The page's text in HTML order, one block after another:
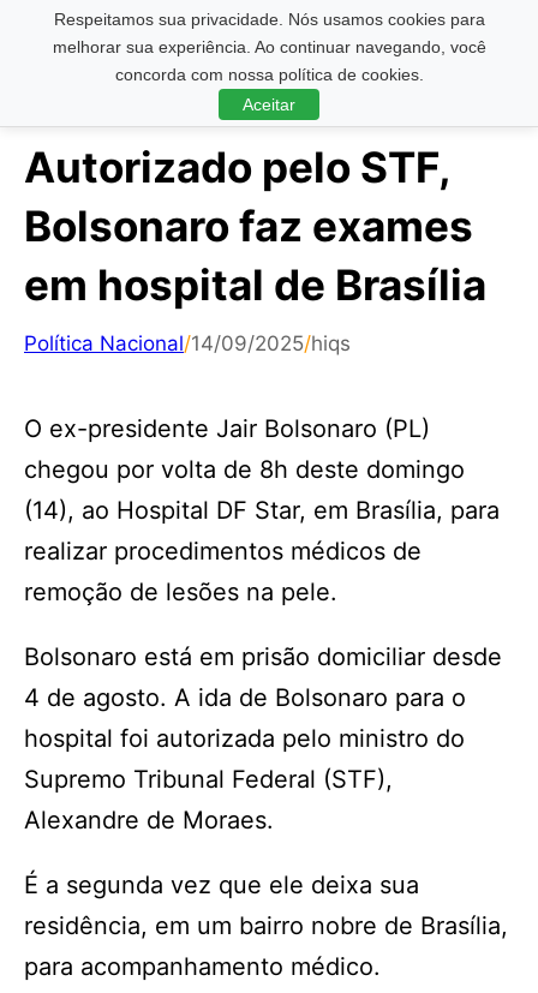
Respeitamos sua privacidade. Nós usamos cookies para
melhorar sua experiência. Ao continuar navegando, você
concorda com nossa política de cookies.
Aceitar
Pesquisar ...
Autorizado pelo STF,
Bolsonaro faz exames
em hospital de Brasília
Política Nacional/14/09/2025/hiqs
O ex-presidente Jair Bolsonaro (PL)
chegou por volta de 8h deste domingo
(14), ao Hospital DF Star, em Brasília, para
realizar procedimentos médicos de
remoção de lesões na pele.
Bolsonaro está em prisão domiciliar desde
4 de agosto. A ida de Bolsonaro para o
hospital foi autorizada pelo ministro do
Supremo Tribunal Federal (STF),
Alexandre de Moraes.
É a segunda vez que ele deixa sua
residência, em um bairro nobre de Brasília,
para acompanhamento médico.